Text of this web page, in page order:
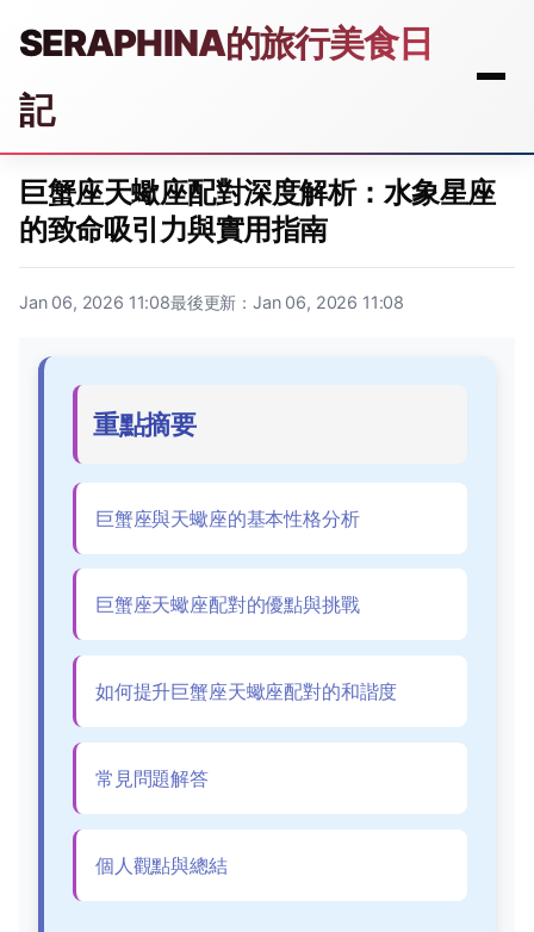
SERAPHINA的旅行美食日
記
巨蟹座天蠍座配對深度解析：水象星座
的致命吸引力與實用指南
Jan 06, 2026 11:08最後更新：Jan 06, 2026 11:08
重點摘要
巨蟹座與天蠍座的基本性格分析
巨蟹座天蠍座配對的優點與挑戰
如何提升巨蟹座天蠍座配對的和諧度
常見問題解答
個人觀點與總結